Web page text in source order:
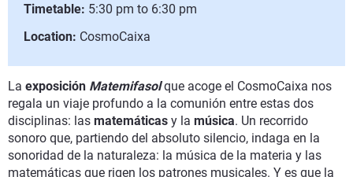
Timetable: 5:30 pm to 6:30 pm
Location: CosmoCaixa
La exposición Matemifasol que acoge el CosmoCaixa nos
regala un viaje profundo a la comunión entre estas dos
disciplinas: las matemáticas y la música. Un recorrido
sonoro que, partiendo del absoluto silencio, indaga en la
sonoridad de la naturaleza: la música de la materia y las
matemáticas que rigen los patrones musicales. Y es que la